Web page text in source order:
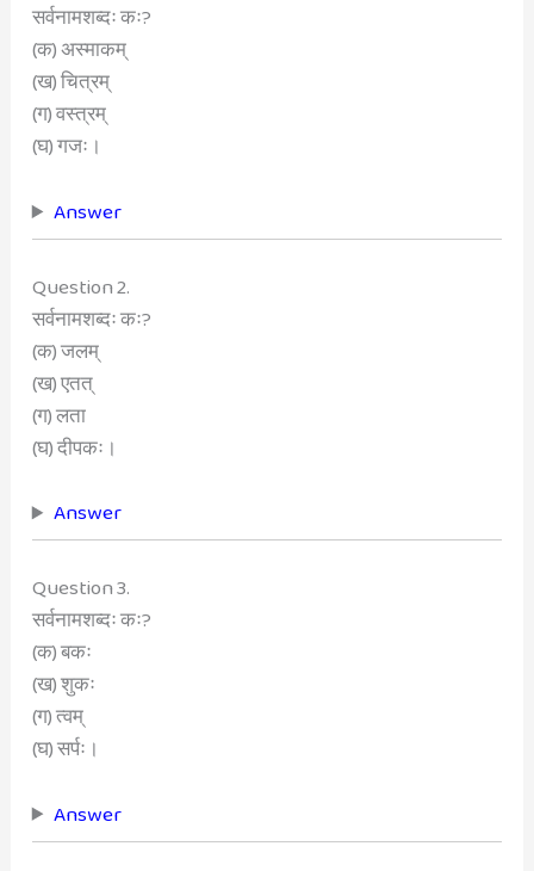
सर्वनामशब्दः कः?
(क) अस्माकम्
(ख) चित्रम्
(ग) वस्त्रम्
(घ) गजः।
Answer
Question 2.
सर्वनामशब्दः कः?
(क) जलम्
(ख) एतत्
(ग) लता
(घ) दीपकः।
Answer
Question 3.
सर्वनामशब्दः कः?
(क) बकः
(ख) शुकः
(ग) त्वम्
(घ) सर्पः।
Answer